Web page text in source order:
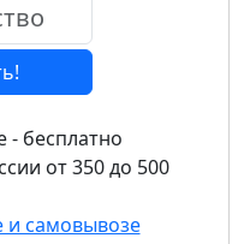
- бесплатно
от 350 до 500
и самовывозе